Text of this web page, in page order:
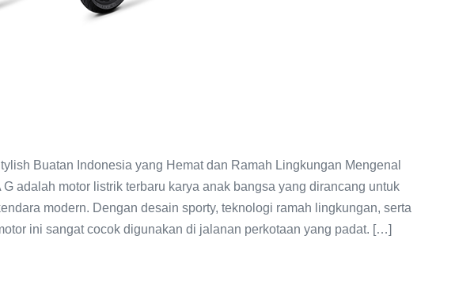
Buatan Indonesia yang Hemat dan Ramah Lingkungan Mengenal
adalah motor listrik terbaru karya anak bangsa yang dirancang untuk
modern. Dengan desain sporty, teknologi ramah lingkungan, serta
ini sangat cocok digunakan di jalanan perkotaan yang padat. […]